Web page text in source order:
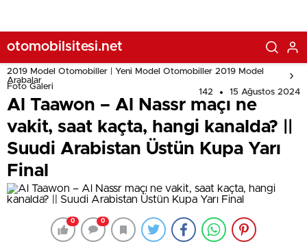
otomobilsitesi.net
2019 Model Otomobiller | Yeni Model Otomobiller 2019 Model
Arabalar
Foto Galeri
142 15 Ağustos 2024
Al Taawon – Al Nassr maçı ne
vakit, saat kaçta, hangi kanalda? ||
Suudi Arabistan Üstün Kupa Yarı
Final
0 0